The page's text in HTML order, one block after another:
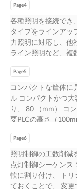
ができます。 知ら
し、 当社製照明は
明コントローラです
ブの3つの調光方式
でもコントローラを
す。 ラインアップ
最大30W ー 59,000
円 12 OPPX-
12012E4 4 ch合計
たり 最大50W ー
79,000円 24 OPPX-
OPPX-20024E4 4
Page4
各種照明を接続でき
タイプをラインアッ
力照明に対応し、他
ライン照明など、複
実現します。 従来
OPPX 12V照明 24V
ライン照明（24V）
ズは、全機種にお
照明に最適な電圧調
します。 パルス幅
0V 8V 0V PWM調
照明の複数制御が可
は、 従来 OPPXシ
照明を 接続しても
せんでした。
Page5
コンパクトな筐体に
ル コンパクトかつ
り、 80 （mm） コ
要PLCの高さ（
トローラパネル 液
れ、日本語・英語に
線 通信情報なども
連結でき、最大16ch
ーサネット通信に対
Page6
照明制御の工数削減
点灯制御シーケンス
軟に割り付け、 ト
ておくことで、 変